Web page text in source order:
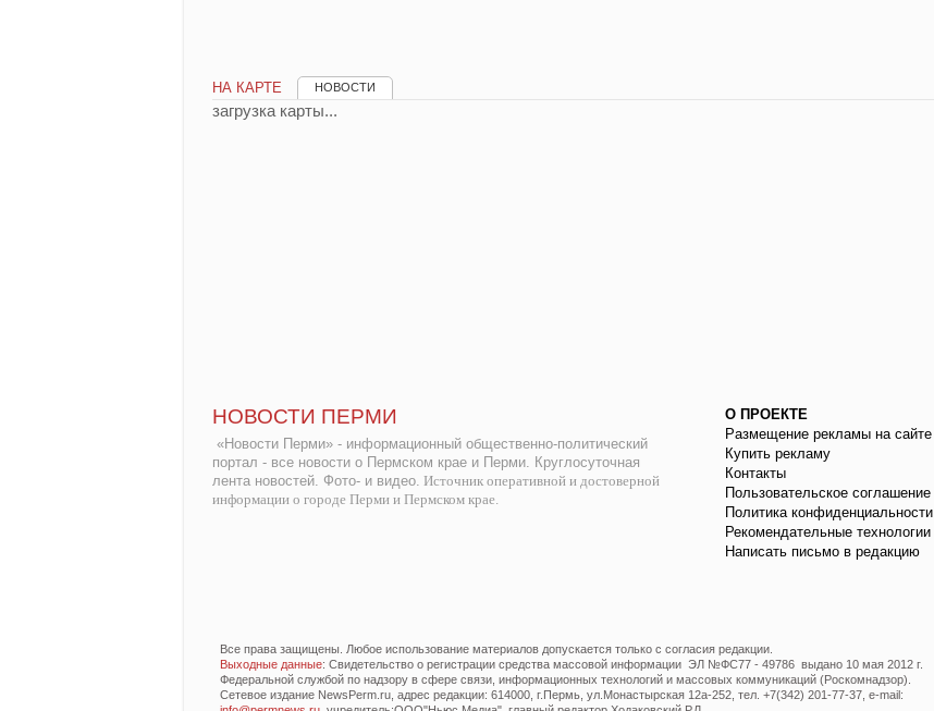
НА КАРТЕ НОВОСТИ
загрузка карты...
НОВОСТИ ПЕРМИ
«Новости Перми» - информационный общественно-политический
портал - все новости о Пермском крае и Перми. Круглосуточная
лента новостей. Фото- и видео. Источник оперативной и достоверной
информации о городе Перми и Пермском крае.
О ПРОЕКТЕ
Размещение рекламы на сайте
Купить рекламу
Контакты
Пользовательское соглашение
Политика конфиденциальности
Рекомендательные технологии
Написать письмо в редакцию
Все права защищены. Любое использование материалов допускается только с согласия редакции.
Выходные данные: Свидетельство о регистрации средства массовой информации ЭЛ №ФС77 - 49786 выдано 10 мая 2012 г.
Федеральной службой по надзору в сфере связи, информационных технологий и массовых коммуникаций (Роскомнадзор).
Сетевое издание NewsPerm.ru, адрес редакции: 614000, г.Пермь, ул.Монастырская 12а-252, тел. +7(342) 201-77-37, e-mail: